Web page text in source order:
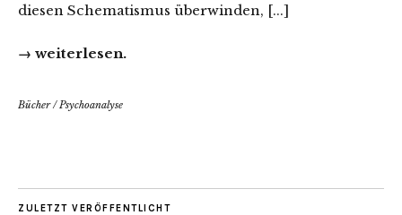
diesen Schematismus überwinden, [...]
→ weiterlesen.
Bücher/ Psychoanalyse
ZULETZT VERÖFFENTLICHT